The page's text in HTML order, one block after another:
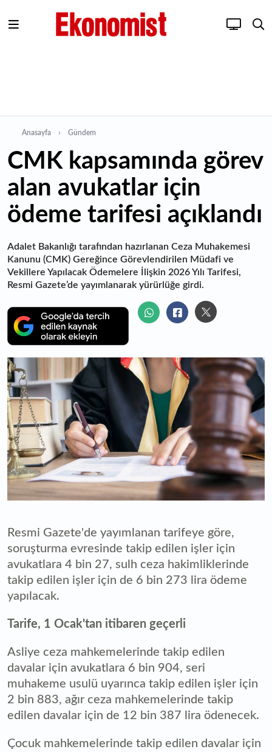
Anasayfa Gündem
CMK kapsamında görev
alan avukatlar için
ödeme tarifesi açıklandı
Adalet Bakanlığı tarafından hazırlanan Ceza Muhakemesi
Kanunu (CMK) Gereğince Görevlendirilen Müdafi ve
Vekillere Yapılacak Ödemelere İlişkin 2026 Yılı Tarifesi,
Resmi Gazete’de yayımlanarak yürürlüğe girdi.
Resmi Gazete'de yayımlanan tarifeye göre,
soruşturma evresinde takip edilen işler için
avukatlara 4 bin 27, sulh ceza hakimliklerinde
takip edilen işler için de 6 bin 273 lira ödeme
yapılacak.
Tarife, 1 Ocak'tan itibaren geçerli
Asliye ceza mahkemelerinde takip edilen
davalar için avukatlara 6 bin 904, seri
muhakeme usulü uyarınca takip edilen işler için
2 bin 883, ağır ceza mahkemelerinde takip
edilen davalar için de 12 bin 387 lira ödenecek.
Çocuk mahkemelerinde takip edilen davalar için